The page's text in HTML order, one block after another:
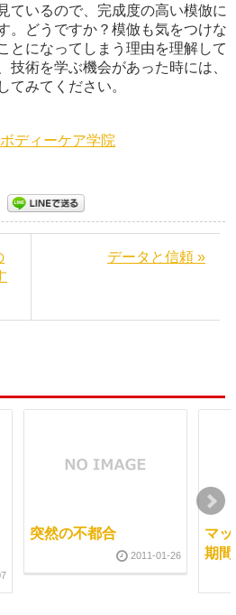
ているので、完成度の高い模倣に
。どうですか？模倣も気をつけな
とになってしまう理由を理解して
技術を学ぶ機会があった時には、
てみてください。
ディーケア学院
データと信頼 »
突然の不都合
2011-01-26
マ
期